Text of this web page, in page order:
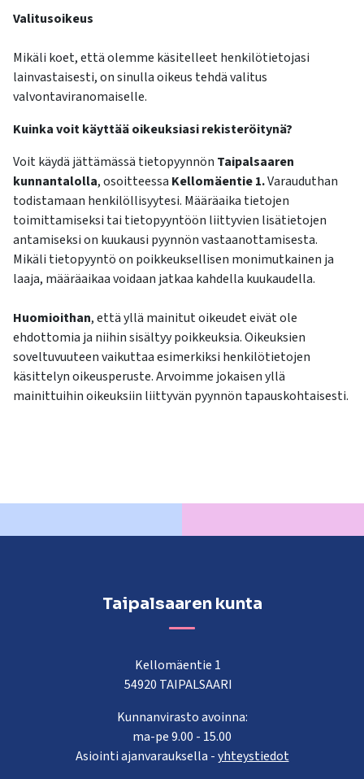
Valitusoikeus
Mikäli koet, että olemme käsitelleet henkilötietojasi
lainvastaisesti, on sinulla oikeus tehdä valitus
valvontaviranomaiselle.
Kuinka voit käyttää oikeuksiasi rekisteröitynä?
Voit käydä jättämässä tietopyynnön Taipalsaaren
kunnantalolla, osoitteessa Kellomäentie 1.Varauduthan
todistamaan henkilöllisyytesi. Määräaika tietojen
toimittamiseksi tai tietopyyntöön liittyvien lisätietojen
antamiseksi on kuukausi pyynnön vastaanottamisesta.
Mikäli tietopyyntö on poikkeuksellisen monimutkainen ja
laaja, määräaikaa voidaan jatkaa kahdella kuukaudella.
Huomioithan, että yllä mainitut oikeudet eivät ole
ehdottomia ja niihin sisältyy poikkeuksia. Oikeuksien
soveltuvuuteen vaikuttaa esimerkiksi henkilötietojen
käsittelyn oikeusperuste. Arvoimme jokaisen yllä
mainittuihin oikeuksiin liittyvän pyynnön tapauskohtaisesti.
Taipalsaaren kunta
Kellomäentie 1
54920 TAIPALSAARI
Kunnanvirasto avoinna:
ma-pe 9.00 - 15.00
Asiointi ajanvarauksella -yhteystiedot